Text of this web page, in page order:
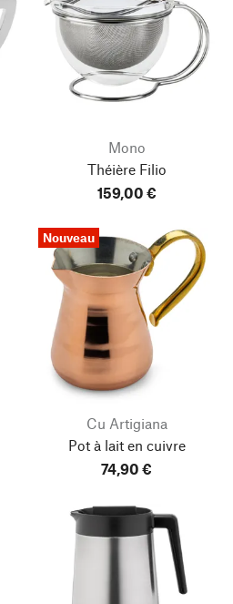
Mono
Théière Filio
159,00 €
Nouveau
Cu Artigiana
Pot à lait en cuivre
74,90 €